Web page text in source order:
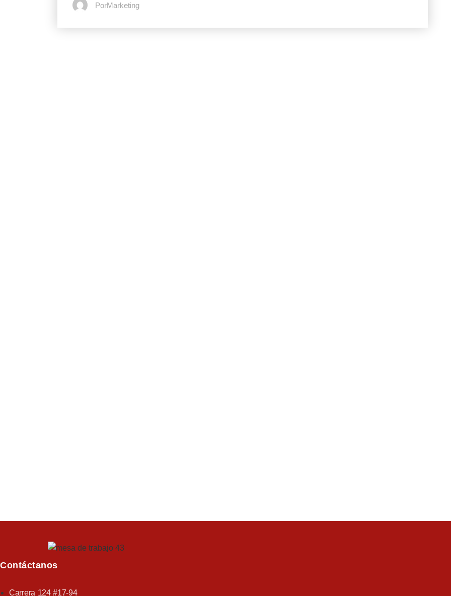
PorMarketing
Contáctanos
Carrera 124 #17-94